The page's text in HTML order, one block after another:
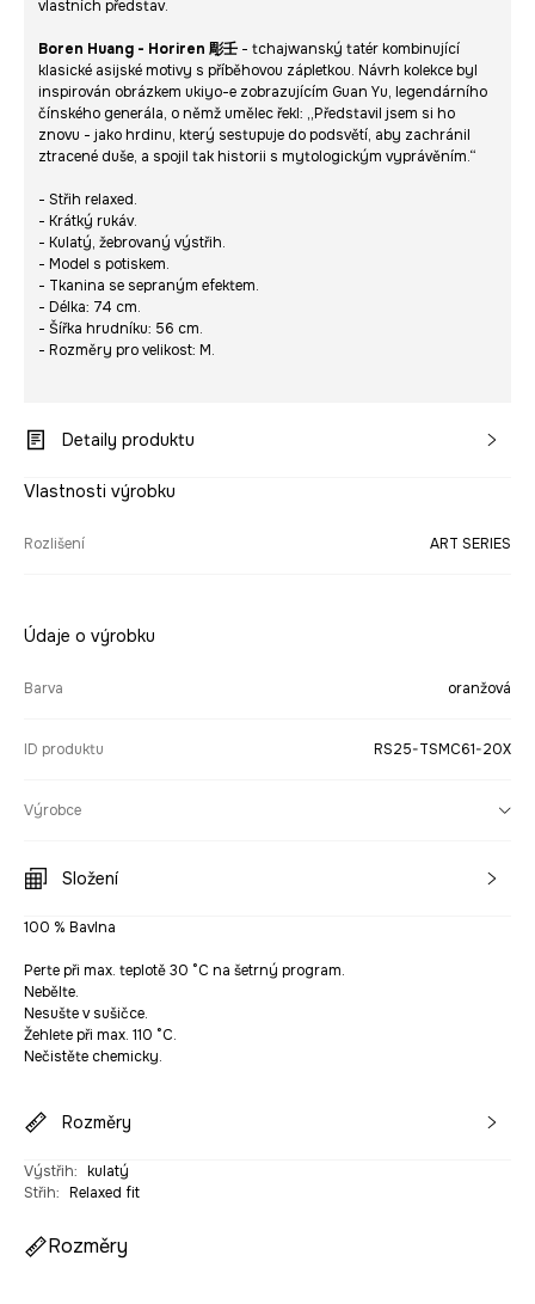
vlastních představ.
Boren Huang - Horiren 彫壬 - tchajwanský tatér kombinující
klasické asijské motivy s příběhovou zápletkou. Návrh kolekce byl
inspirován obrázkem ukiyo-e zobrazujícím Guan Yu, legendárního
čínského generála, o němž umělec řekl: „Představil jsem si ho
znovu - jako hrdinu, který sestupuje do podsvětí, aby zachránil
ztracené duše, a spojil tak historii s mytologickým vyprávěním.“
- Střih relaxed.
- Krátký rukáv.
- Kulatý, žebrovaný výstřih.
- Model s potiskem.
- Tkanina se sepraným efektem.
- Délka: 74 cm.
- Šířka hrudníku: 56 cm.
- Rozměry pro velikost: M.
Detaily produktu
Vlastnosti výrobku
Rozlišení ART SERIES
Údaje o výrobku
Barva oranžová
ID produktu RS25-TSMC61-20X
Výrobce
Složení
100 % Bavlna
Perte při max. teplotě 30 °C na šetrný program.
Nebělte.
Nesušte v sušičce.
Žehlete při max. 110 °C.
Nečistěte chemicky.
Rozměry
Výstřih: kulatý
Střih: Relaxed fit
Rozměry